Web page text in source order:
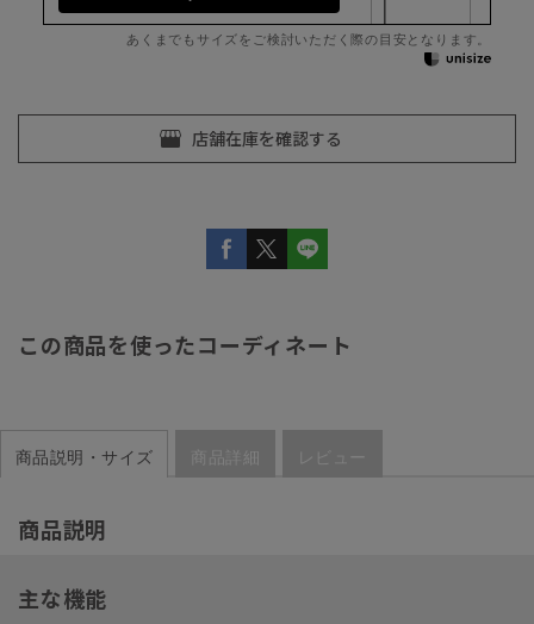
あくまでもサイズをご検討いただく際の目安となります。
この商品を使ったコーディネート
商品説明・サイズ 商品詳細 レビュー
商品説明
主な機能